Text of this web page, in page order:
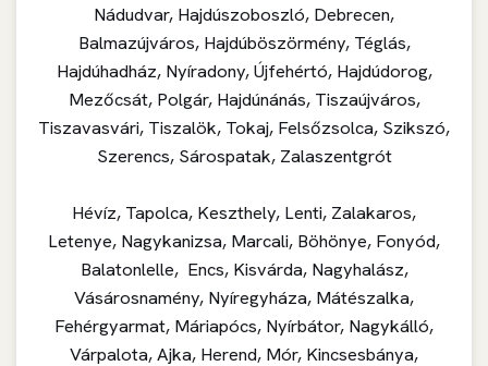
Nádudvar, Hajdúszoboszló, Debrecen,
Balmazújváros, Hajdúböszörmény, Téglás,
Hajdúhadház, Nyíradony, Újfehértó, Hajdúdorog,
Mezőcsát, Polgár, Hajdúnánás, Tiszaújváros,
Tiszavasvári, Tiszalök, Tokaj, Felsőzsolca, Szikszó,
Szerencs, Sárospatak, Zalaszentgrót
Hévíz, Tapolca, Keszthely, Lenti, Zalakaros,
Letenye, Nagykanizsa, Marcali, Böhönye, Fonyód,
Balatonlelle, Encs, Kisvárda, Nagyhalász,
Vásárosnamény, Nyíregyháza, Mátészalka,
Fehérgyarmat, Máriapócs, Nyírbátor, Nagykálló,
Várpalota, Ajka, Herend, Mór, Kincsesbánya,